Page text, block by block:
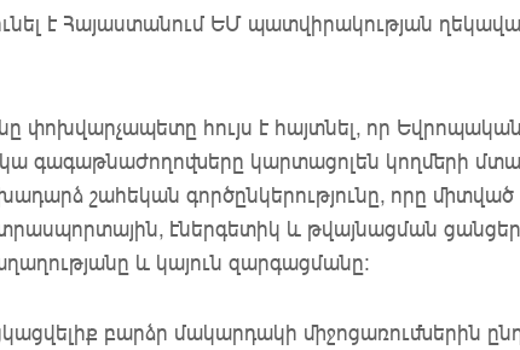
է Հայաստանում ԵՄ պատվիրակության
հույս է հայտնել, որ Եվրոպական
գագաթնաժողովները կարտացոլեն կողմերի
շահեկան գործընկերությունը, որը միտված
էներգետիկ և թվայնացման
և կայուն զարգացմանը։
բարձր մակարդակի միջոցառումներին